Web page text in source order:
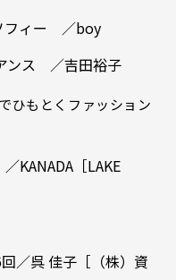
フィー ／boy
ンス ／吉田裕子
ひもとくファッション
KANADA［LAKE
／呉 佳子［（株）資